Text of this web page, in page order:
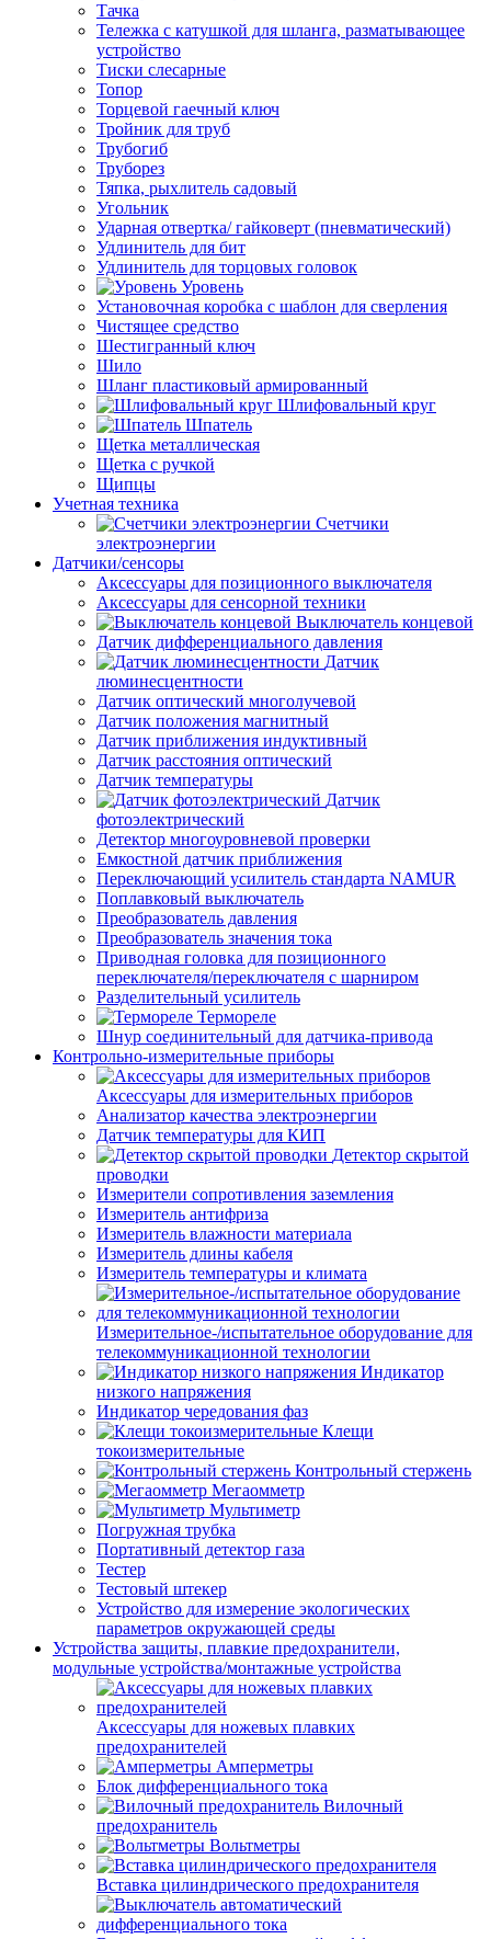
Тачка
Тележка с катушкой для шланга, разматывающее
устройство
Тиски слесарные
Топор
Торцевой гаечный ключ
Тройник для труб
Трубогиб
Труборез
Тяпка, рыхлитель садовый
Угольник
Ударная отвертка/ гайковерт (пневматический)
Удлинитель для бит
Удлинитель для торцовых головок
Уровень
Установочная коробка с шаблон для сверления
Чистящее средство
Шестигранный ключ
Шило
Шланг пластиковый армированный
Шлифовальный круг
Шпатель
Щетка металлическая
Щетка с ручкой
Щипцы
Учетная техника
Счетчики
электроэнергии
Датчики/сенсоры
Аксессуары для позиционного выключателя
Аксессуары для сенсорной техники
Выключатель концевой
Датчик дифференциального давления
Датчик
люминесцентности
Датчик оптический многолучевой
Датчик положения магнитный
Датчик приближения индуктивный
Датчик расстояния оптический
Датчик температуры
Датчик
фотоэлектрический
Детектор многоуровневой проверки
Емкостной датчик приближения
Переключающий усилитель стандарта NAMUR
Поплавковый выключатель
Преобразователь давления
Преобразователь значения тока
Приводная головка для позиционного
переключателя/переключателя с шарниром
Разделительный усилитель
Термореле
Шнур соединительный для датчика-привода
Контрольно-измерительные приборы
Аксессуары для измерительных приборов
Анализатор качества электроэнергии
Датчик температуры для КИП
Детектор скрытой
проводки
Измерители сопротивления заземления
Измеритель антифриза
Измеритель влажности материала
Измеритель длины кабеля
Измеритель температуры и климата
Измерительное-/испытательное оборудование для
телекоммуникационной технологии
Индикатор
низкого напряжения
Индикатор чередования фаз
Клещи
токоизмерительные
Контрольный стержень
Мегаомметр
Мультиметр
Погружная трубка
Портативный детектор газа
Тестер
Тестовый штекер
Устройство для измерение экологических
параметров окружающей среды
Устройства защиты, плавкие предохранители,
модульные устройства/монтажные устройства
Аксессуары для ножевых плавких
предохранителей
Амперметры
Блок дифференциального тока
Вилочный
предохранитель
Вольтметры
Вставка цилиндрического предохранителя